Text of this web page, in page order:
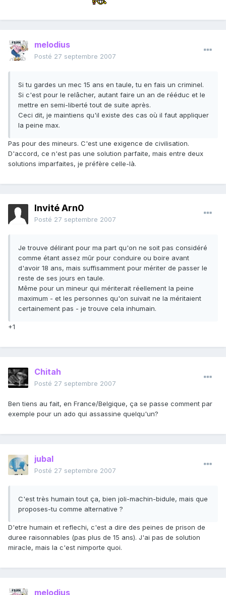
melodius
Posté 27 septembre 2007
Si tu gardes un mec 15 ans en taule, tu en fais un criminel.
Si c'est pour le relâcher, autant faire un an de rééduc et le
mettre en semi-liberté tout de suite après.
Ceci dit, je maintiens qu'il existe des cas où il faut appliquer
la peine max.
Pas pour des mineurs. C'est une exigence de civilisation.
D'accord, ce n'est pas une solution parfaite, mais entre deux
solutions imparfaites, je préfère celle-là.
Invité Arn0
Posté 27 septembre 2007
Je trouve délirant pour ma part qu'on ne soit pas considéré
comme étant assez mûr pour conduire ou boire avant
d'avoir 18 ans, mais suffisamment pour mériter de passer le
reste de ses jours en taule.
Même pour un mineur qui mériterait réellement la peine
maximum - et les personnes qu'on suivait ne la méritaient
certainement pas - je trouve cela inhumain.
+1
Chitah
Posté 27 septembre 2007
Ben tiens au fait, en France/Belgique, ça se passe comment par
exemple pour un ado qui assassine quelqu'un?
jubal
Posté 27 septembre 2007
C'est très humain tout ça, bien joli-machin-bidule, mais que
proposes-tu comme alternative ?
D'etre humain et reflechi, c'est a dire des peines de prison de
duree raisonnables (pas plus de 15 ans). J'ai pas de solution
miracle, mais la c'est nimporte quoi.
melodius